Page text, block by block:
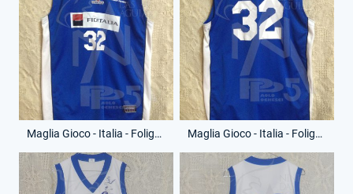
Maglia Gioco - Italia - Foligno - Anno 1990-91 - 32 - (Fronte) Maglia Gioco - Italia - Foligno - Anno 1990-91 - 32 - (Retro)